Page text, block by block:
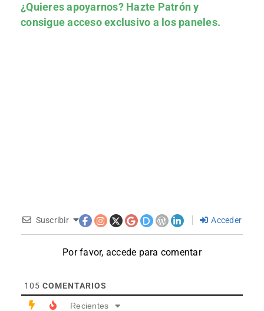
¿Quieres apoyarnos? Hazte Patróny
consigue acceso exclusivo a los paneles.
Suscribir Acceder
Por favor, accede para comentar
105 COMENTARIOS
Recientes